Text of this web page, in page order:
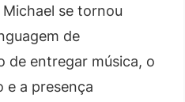
se tornou
de
de entregar música, o
e a presença